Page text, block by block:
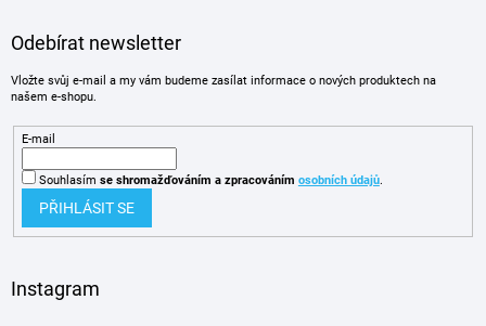
Odebírat newsletter
Vložte svůj e-mail a my vám budeme zasílat informace o nových produktech na
našem e-shopu.
E-mail
Souhlasím se shromažďováním a zpracováním osobních údajů.
PŘIHLÁSIT SE
Instagram